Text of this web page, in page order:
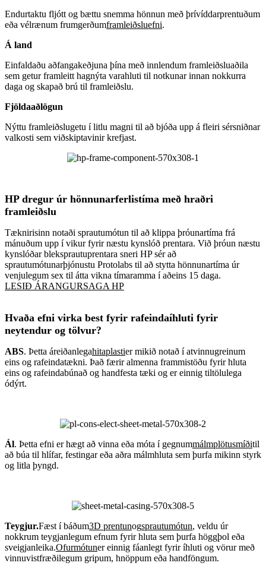
Endurtaktu fljótt og bættu snemma hönnun með þrívíddarprentuðum
eða vélrænum frumgerðumframleiðsluefni.
Á land
Einfaldaðu aðfangakeðjuna þína með innlendum framleiðsluaðila
sem getur framleitt hagnýta varahluti til notkunar innan nokkurra
daga og skapað brú til framleiðslu.
Fjöldaaðlögun
Nýttu framleiðslugetu í litlu magni til að bjóða upp á fleiri sérsniðnar
valkosti sem viðskiptavinir krefjast.
HP dregur úr hönnunarferlistíma með hraðri
framleiðslu
Tæknirisinn notaði sprautumótun til að klippa þróunartíma frá
mánuðum upp í vikur fyrir næstu kynslóð prentara. Við þróun næstu
kynslóðar bleksprautuprentara sneri HP sér að
sprautumótunarþjónustu Protolabs til að stytta hönnunartíma úr
venjulegum sex til átta vikna tímaramma í aðeins 15 daga.
LESIÐ ÁRANGURSAGA HP
Hvaða efni virka best fyrir rafeindaíhluti fyrir
neytendur og tölvur?
ABS. Þetta áreiðanlegahitaplastier mikið notað í atvinnugreinum
eins og rafeindatækni. Það færir almenna frammistöðu fyrir hluta
eins og rafeindabúnað og handfesta tæki og er einnig tiltölulega
ódýrt.
Ál. Þetta efni er hægt að vinna eða móta í gegnummálmplötusmíðitil
að búa til hlífar, festingar eða aðra málmhluta sem þurfa mikinn styrk
og litla þyngd.
Teygjur.Fæst í báðum3D prentunogsprautumótun, veldu úr
nokkrum teygjanlegum efnum fyrir hluta sem þurfa höggþol eða
sveigjanleika.Ofurmótuner einnig fáanlegt fyrir íhluti og vörur með
vinnuvistfræðilegum gripum, hnöppum eða handföngum.